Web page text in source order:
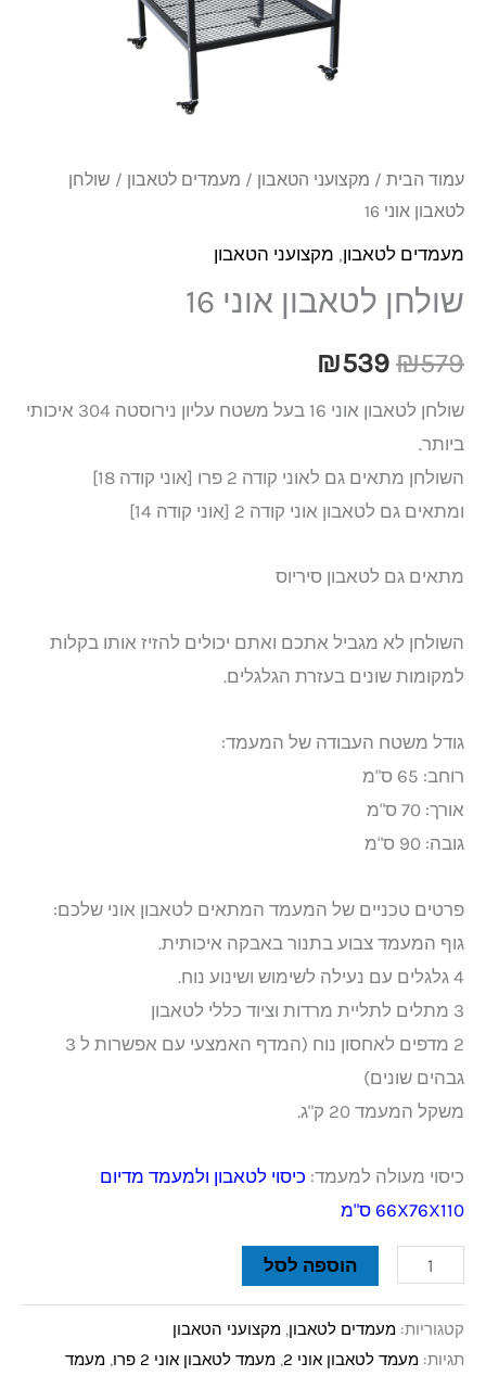
עמוד הבית / מקצועני הטאבון / מעמדים לטאבון / שולחן
לטאבון אוני 16
מעמדים לטאבון, מקצועני הטאבון
שולחן לטאבון אוני 16
₪579
₪579.
₪539
₪539.
שולחן לטאבון אוני 16 בעל משטח עליון נירוסטה 304 איכותי
ביותר.
השולחן מתאים גם לאוני קודה 2 פרו [אוני קודה 18]
ומתאים גם לטאבון אוני קודה 2 [אוני קודה 14]
מתאים גם לטאבון סיריוס
השולחן לא מגביל אתכם ואתם יכולים להזיז אותו בקלות
למקומות שונים בעזרת הגלגלים.
גודל משטח העבודה של המעמד:
רוחב: 65 ס"מ
אורך: 70 ס"מ
גובה: 90 ס"מ
פרטים טכניים של המעמד המתאים לטאבון אוני שלכם:
גוף המעמד צבוע בתנור באבקה איכותית.
4 גלגלים עם נעילה לשימוש ושינוע נוח.
3 מתלים לתליית מרדות וציוד כללי לטאבון
2 מדפים לאחסון נוח (המדף האמצעי עם אפשרות ל 3
גבהים שונים)
משקל המעמד 20 ק"ג.
כיסוי מעולה למעמד: כיסוי לטאבון ולמעמד מדיום
66X76X110 ס"מ
הוספה לסל
קטגוריות: מעמדים לטאבון, מקצועני הטאבון
תגיות: מעמד לטאבון אוני 2 , מעמד לטאבון אוני 2 פרו , מעמד